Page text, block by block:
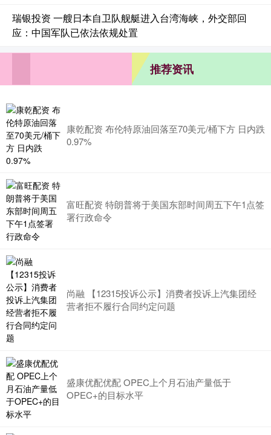
瑞银投资 一艘日本自卫队舰艇进入台湾海峡，外交部回
应：中国军队已依法依规处置
推荐资讯
康乾配资 布伦特原油回落至70美元/桶下方 日内跌
0.97%
富旺配资 特朗普将于美国东部时间周五下午1点签
署行政命令
尚融 【12315投诉公示】消费者投诉上汽集团经
营者拒不履行合同约定问题
盛康优配优配 OPEC上个月石油产量低于
OPEC+的目标水平